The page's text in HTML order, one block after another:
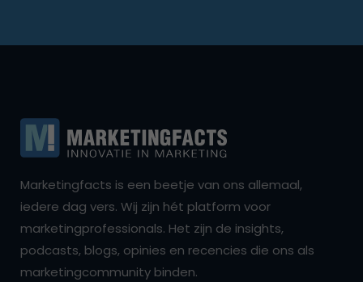
Marketingfacts is een beetje van ons allemaal,
iedere dag vers. Wij zijn hét platform voor
marketingprofessionals. Het zijn de insights,
podcasts, blogs, opinies en recencies die ons als
marketingcommunity binden.